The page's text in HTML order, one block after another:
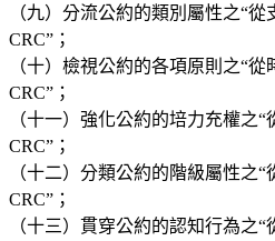
（九）分流公約的類別屬性之“
CRC”；
（十）檢視公約的各項原則之“
CRC”；
（十一）強化公約的培力充權之
CRC”；
（十二）分類公約的階級屬性之
CRC”；
（十三）貫穿公約的認知行為之